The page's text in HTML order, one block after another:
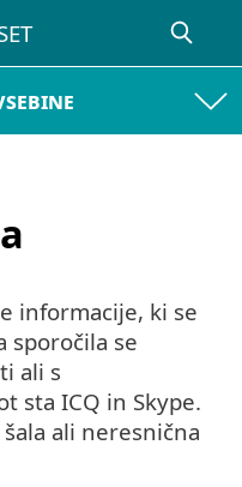
informacije, ki se
sporočila se
ali s
sta ICQ in Skype.
ali neresnična